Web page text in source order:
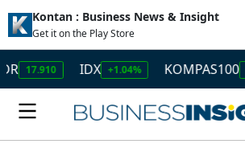
Kontan : Business News & Insight
Get it on the Play Store
IDX +1.04% KOMPAS100